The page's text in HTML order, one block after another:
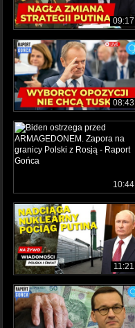
09:17
08:43
10:44
11:21